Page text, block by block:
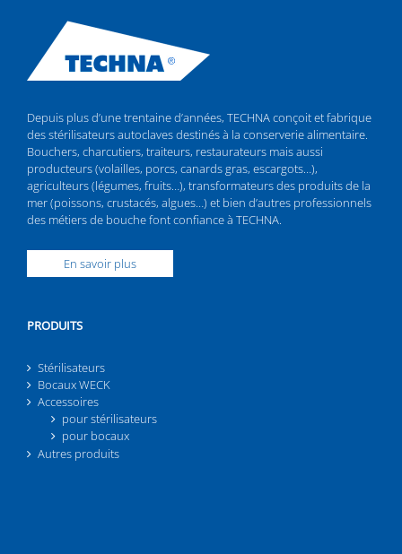
Depuis plus d’une trentaine d’années, TECHNA conçoit et fabrique
des stérilisateurs autoclaves destinés à la conserverie alimentaire.
Bouchers, charcutiers, traiteurs, restaurateurs mais aussi
producteurs (volailles, porcs, canards gras, escargots…),
agriculteurs (légumes, fruits…), transformateurs des produits de la
mer (poissons, crustacés, algues…) et bien d’autres professionnels
des métiers de bouche font confiance à TECHNA.
En savoir plus
PRODUITS
Stérilisateurs
Bocaux WECK
Accessoires
pour stérilisateurs
pour bocaux
Autres produits